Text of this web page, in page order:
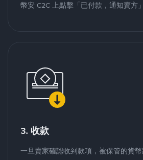
幣安 C2C 上點擊「已付款，通知賣方」
3. 收款
一旦賣家確認收到款項，被保管的貨幣